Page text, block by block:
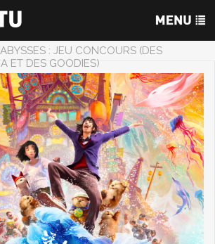
: JEU CONCOURS (DES
ET DES GOODIES)